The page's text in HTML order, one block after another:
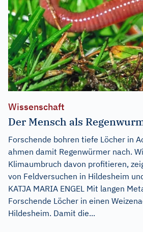
Wissenschaft
Der Mensch als
Forschende bohren tiefe Löcher in
ahmen damit Regenwürmer nach.
Klimaumbruch davon profitieren,
von Feldversuchen in Hildesheim
KATJA MARIA ENGEL Mit langen
Forschende Löcher in einen
Hildesheim. Damit die...